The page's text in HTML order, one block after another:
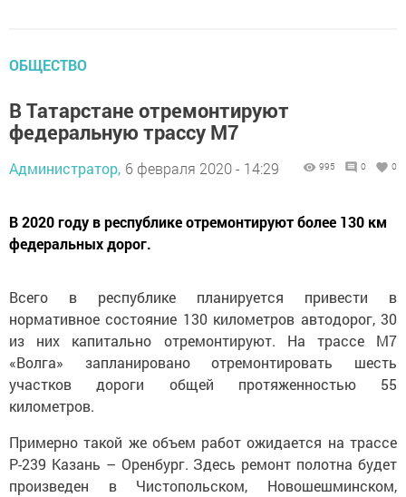
ОБЩЕСТВО
В Татарстане отремонтируют
федеральную трассу М7
Администратор, 6 февраля 2020 - 14:29 995 0 0
В 2020 году в республике отремонтируют более 130 км
федеральных дорог.
Всего в республике планируется привести в
нормативное состояние 130 километров автодорог, 30
из них капитально отремонтируют. На трассе М7
«Волга» запланировано отремонтировать шесть
участков дороги общей протяженностью 55
километров.
Примерно такой же объем работ ожидается на трассе
Р-239 Казань – Оренбург. Здесь ремонт полотна будет
произведен в Чистопольском, Новошешминском,